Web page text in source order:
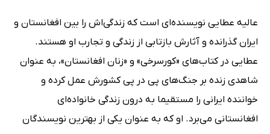
عالیه عطایی نویسنده‌ای است که زندگی‌اش را بین افغانستان و
ایران گذرانده و آثارش بازتابی از زندگی و تجارب او هستند.
عطایی در کتاب‌های «کورسرخی» و «زنان افغانستان»، به عنوان
شاهدی زنده بر جنگ‌های پی در پی کشورش عمل کرده و
خواننده ایرانی را مستقیما به درون زندگی خانواده‌ای
افغانستانی می‌برد. او که به عنوان یکی از بهترین نویسندگان